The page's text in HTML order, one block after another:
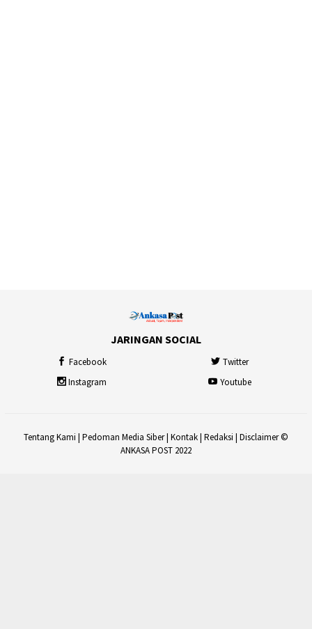
JARINGAN SOCIAL
Facebook
Twitter
Instagram
Youtube
Tentang Kami | Pedoman Media Siber| Kontak| Redaksi | Disclaimer©
ANKASA POST 2022